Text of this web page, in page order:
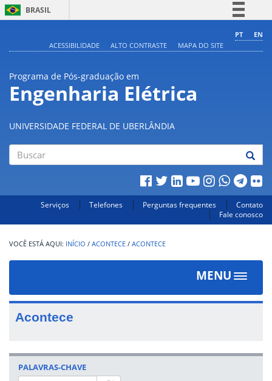
BRASIL
Comunica BR
Acesso à informação
Legislação
PT
EN
ACESSIBILIDADE
ALTO CONTRASTE MAPA DO SITE
Programa de Pós-graduação em
Engenharia Elétrica
UNIVERSIDADE FEDERAL DE UBERLÂNDIA
Serviços Telefones Perguntas frequentes
Contato
Fale conosco
INÍCIO / ACONTECE / ACONTECE
MENU
Toggle
Acontece
PALAVRAS-CHAVE